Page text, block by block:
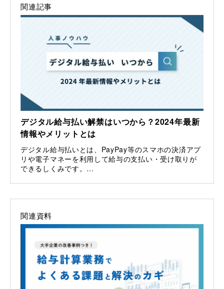
関連記事
デジタル給与払い解禁はいつから？2024年最新
情報やメリットとは
デジタル給与払いとは、PayPay等のスマホの決済アプ
リや電子マネーを利用して給与の支払い・受け取りが
できるしくみです。…
関連資料